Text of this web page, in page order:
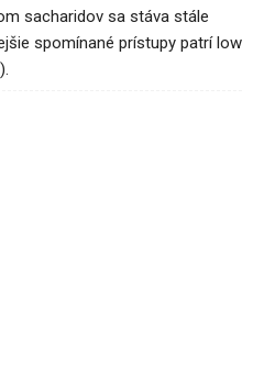
sacharidov sa stáva stále
spomínané prístupy patrí low